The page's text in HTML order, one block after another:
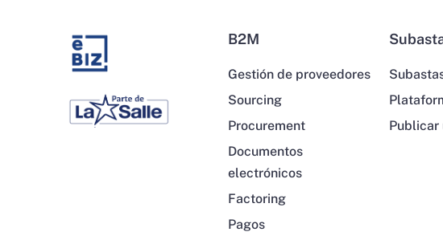
B2M
Gestión de proveedores
Sourcing
Procurement
Documentos
electrónicos
Factoring
Pagos
Publicar